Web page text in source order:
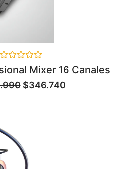
Valorado
en
0
de
Mixer 16 Canales
$346.740